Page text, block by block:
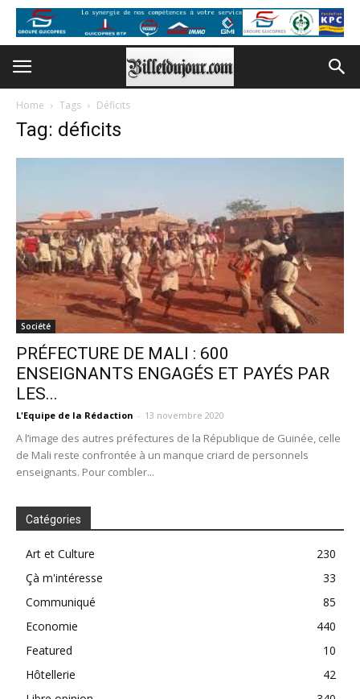
Home Tags Déficits
Tag: déficits
Société
PRÉFECTURE DE MALI : 600
ENSEIGNANTS ENGAGÉS ET PAYÉS PAR
LES...
L'Equipe de la Rédaction - 13 novembre 2020
A l’image des autres préfectures de la République de Guinée, celle
de Mali reste confrontée à un manque criard de personnels
enseignants. Pour combler...
Catégories
Art et Culture
230
Çà m'intéresse
33
Communiqué
85
Economie
440
Featured
10
Hôtellerie
42